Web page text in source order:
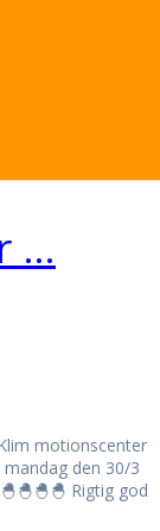
…
motionscenter
den 30/3
Rigtig god